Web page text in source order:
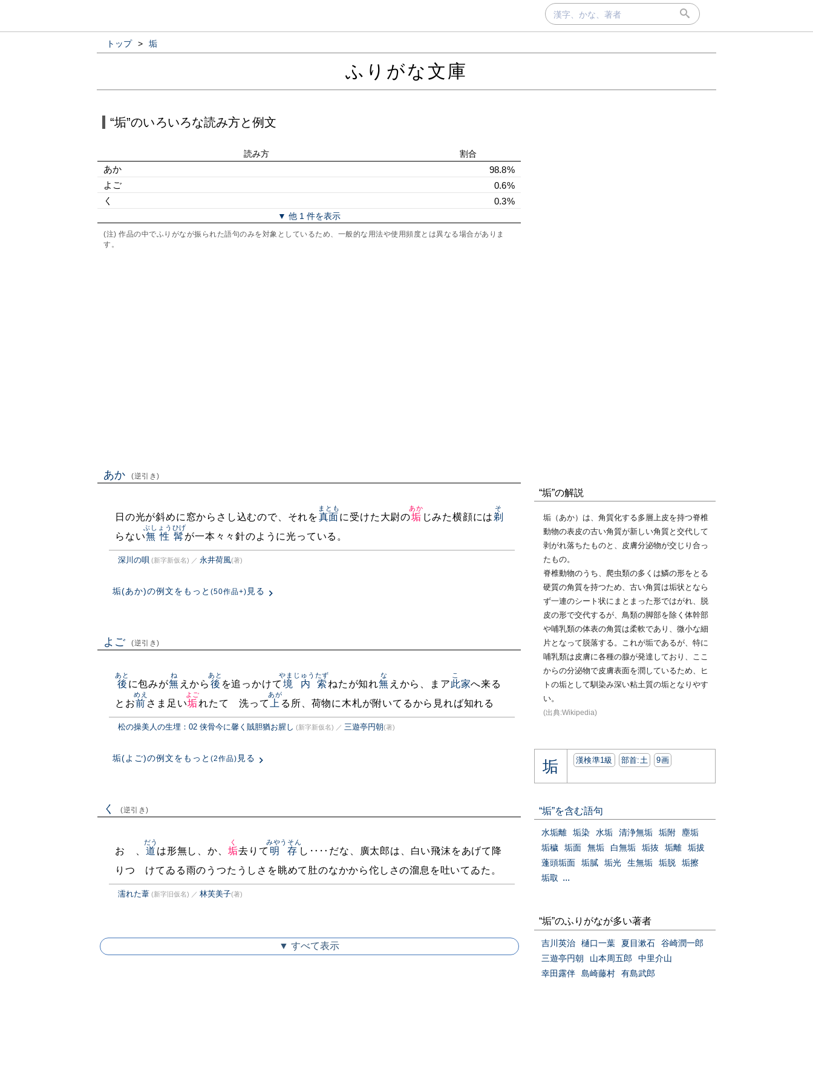
トップ > 垢
ふりがな文庫
“垢”のいろいろな読み方と例文
読み方 割合
あか
98.8%
よご
0.6%
く
0.3%
▼ 他 1 件を表示
(注) 作品の中でふりがなが振られた語句のみを対象としているため、一般的な用法や使用頻度とは異なる場合がありま
す。
あか (逆引き)
日の光が斜めに窓からさし込むので、それを真面
まとも
に受けた大尉の垢
あか
じみた横顔には 剃
そ
らない無性髯
ぶしょうひげ
が一本々々針のように光っている。
深川の唄 (新字新仮名) ／ 永井荷風(著)
垢(あか)の例文をもっと (50作品+) 見る
よご (逆引き)
後
あと
に包みが無
ね
えから 後
あと
を追っかけて 境内
やまじゅう
索
たず
ねたが知れ無
な
えから、まア此家
こゝ
へ来る
とお前
めえ
さま足い垢
よご
れたてゝ洗って 上
あが
る所、荷物に木札が附いてるから見れば知れる
松の操美人の生埋：02 侠骨今に馨く賊胆猶お腥し (新字新仮名) ／ 三遊亭円朝(著)
垢(よご)の例文をもっと (2作品) 見る
く (逆引き)
おゝ、 道
だう
は形無し、か、 垢
く
去りて 明存
みやうそん
し‥‥だな、廣太郎は、白い飛沫をあげて降
りつゞけてゐる雨のうつたうしさを眺めて肚のなかから佗しさの溜息を吐いてゐた。
濡れた葦 (新字旧仮名) ／ 林芙美子(著)
▼ すべて表示
“垢”の解説
垢（あか）は、角質化する多層上皮を持つ脊椎
動物の表皮の古い角質が新しい角質と交代して
剥がれ落ちたものと、皮膚分泌物が交じり合っ
たもの。
脊椎動物のうち、爬虫類の多くは鱗の形をとる
硬質の角質を持つため、古い角質は垢状となら
ず一連のシート状にまとまった形ではがれ、脱
皮の形で交代するが、鳥類の脚部を除く体幹部
や哺乳類の体表の角質は柔軟であり、微小な細
片となって脱落する。これが垢であるが、特に
哺乳類は皮膚に各種の腺が発達しており、ここ
からの分泌物で皮膚表面を潤しているため、ヒ
トの垢として馴染み深い粘土質の垢となりやす
い。
(出典:Wikipedia)
垢 漢検準1級 部首:⼟ 9画
“垢”を含む語句
水垢離 垢染 水垢 清浄無垢 垢附
塵垢
垢穢
垢面 無垢 白無垢 垢抜 垢離
垢拔
蓬頭垢面
垢膩 垢光 生無垢 垢脱
垢擦
垢取
...
“垢”のふりがなが多い著者
吉川英治 樋口一葉 夏目漱石
谷崎潤一郎
三遊亭円朝
山本周五郎
中里介山
幸田露伴
島崎藤村 有島武郎